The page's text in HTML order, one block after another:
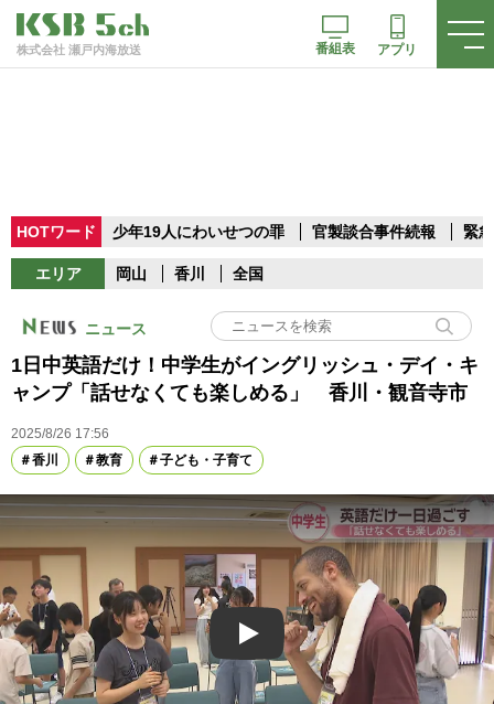
株式会社 瀬戸内海放送 番組表 アプリ
HOTワード 少年19人にわいせつの罪 官製談合事件続報 緊
エリア 岡山 香川 全国
ニュース
1日中英語だけ！中学生がイングリッシュ・デイ・キ
ャンプ「話せなくても楽しめる」 香川・観音寺市
2025/8/26 17:56
香川
教育 子ども・子育て
Play